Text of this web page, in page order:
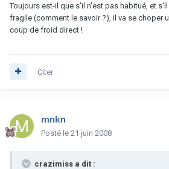
Toujours est-il que s'il n'est pas habitué, et
fragile (comment le savoir ?), il va se choper
coup de froid direct !
Citer
mnkn
Posté le 21 juin 2008
crazimiss a dit :